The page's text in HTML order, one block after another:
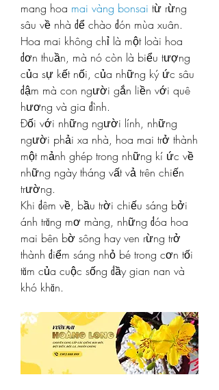
mang hoa mai vàng bonsai từ rừng
sâu về nhà để chào đón mùa xuân.
Hoa mai không chỉ là một loài hoa
đơn thuần, mà nó còn là biểu tượng
của sự kết nối, của những ký ức sâu
đậm mà con người gắn liền với quê
hương và gia đình.
Đối với những người lính, những
người phải xa nhà, hoa mai trở thành
một mảnh ghép trong những kí ức về
những ngày tháng vất vả trên chiến
trường.
Khi đêm về, bầu trời chiếu sáng bởi
ánh trăng mơ màng, những đóa hoa
mai bên bờ sông hay ven rừng trở
thành điểm sáng nhỏ bé trong cơn tối
tăm của cuộc sống đầy gian nan và
khó khăn.